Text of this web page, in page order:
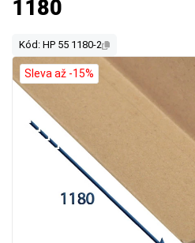
1180
Kód: HP 55 1180-2
Sleva až -15%